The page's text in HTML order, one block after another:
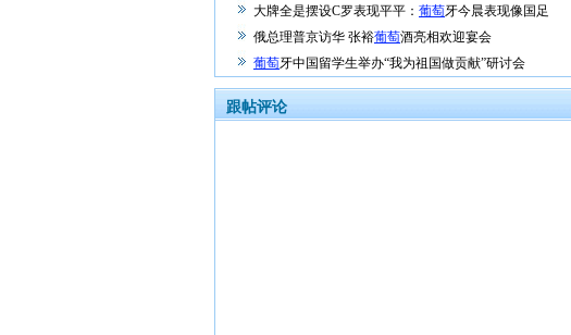
大牌全是摆设C罗表现平平： 葡萄牙今晨表现像国足
俄总理普京访华 张裕葡萄酒亮相欢迎宴会
葡萄牙中国留学生举办“我为祖国做贡献”研讨会
跟帖评论